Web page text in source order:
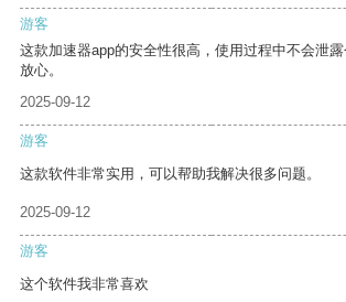
游客
这款加速器app的安全性很高，使用过程中不会泄
放心。
2025-09-12
游客
这款软件非常实用，可以帮助我解决很多问题。
2025-09-12
游客
这个软件我非常喜欢